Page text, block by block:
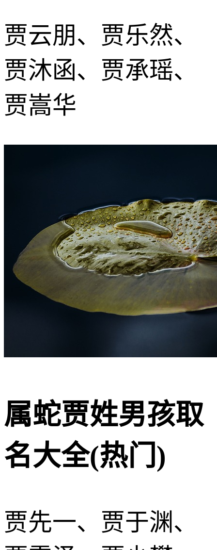
贾云朋、贾乐然、
贾沐函、贾承瑶、
贾嵩华
属蛇贾姓男孩取
名大全(热门)
贾先一、贾于渊、